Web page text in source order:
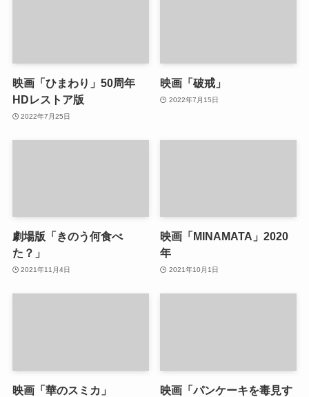
映画「ひまわり」50周年
HDレストア版
2022年7月25日
映画「破戒」
2022年7月15日
劇場版「きのう何食べ
た？」
2021年11月4日
映画「MINAMATA」2020
年
2021年10月1日
映画「華のスミカ」
映画「パンケーキを毒見す